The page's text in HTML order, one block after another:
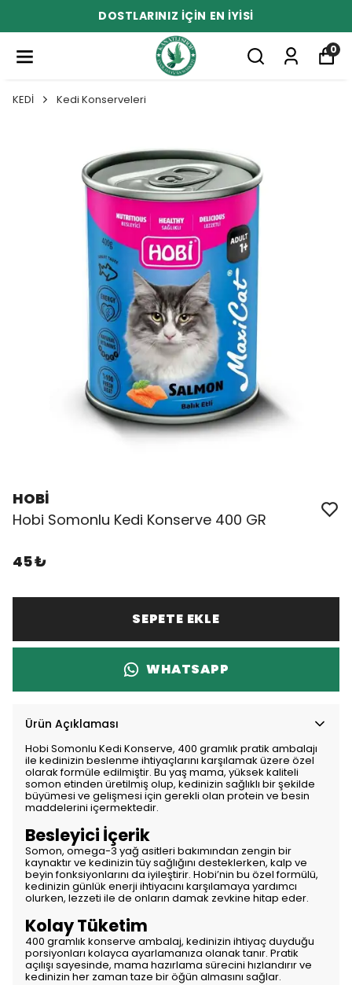
DOSTLARINIZ İÇİN EN İYİSİ
0
KEDİ Kedi Konserveleri
HOBİ
Hobi Somonlu Kedi Konserve 400 GR
45 ₺
SEPETE EKLE
WHATSAPP
Ürün Açıklaması
Hobi Somonlu Kedi Konserve, 400 gramlık pratik ambalajı
ile kedinizin beslenme ihtiyaçlarını karşılamak üzere özel
olarak formüle edilmiştir. Bu yaş mama, yüksek kaliteli
somon etinden üretilmiş olup, kedinizin sağlıklı bir şekilde
büyümesi ve gelişmesi için gerekli olan protein ve besin
maddelerini içermektedir.
Besleyici İçerik
Somon, omega-3 yağ asitleri bakımından zengin bir
kaynaktır ve kedinizin tüy sağlığını desteklerken, kalp ve
beyin fonksiyonlarını da iyileştirir. Hobi’nin bu özel formülü,
kedinizin günlük enerji ihtiyacını karşılamaya yardımcı
olurken, lezzeti ile de onların damak zevkine hitap eder.
Kolay Tüketim
400 gramlık konserve ambalaj, kedinizin ihtiyaç duyduğu
porsiyonları kolayca ayarlamanıza olanak tanır. Pratik
açılışı sayesinde, mama hazırlama sürecini hızlandırır ve
kedinizin her zaman taze bir öğün almasını sağlar.